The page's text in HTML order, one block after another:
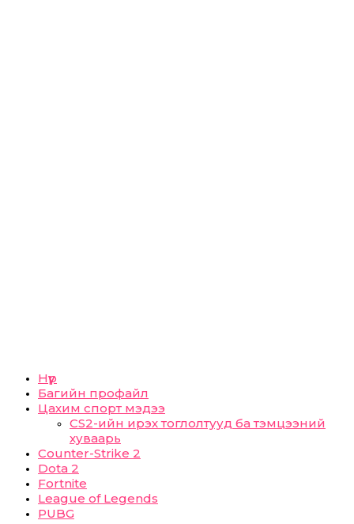
Нүүр
Багийн профайл
Цахим спорт мэдээ
CS2-ийн ирэх тоглолтууд ба тэмцээний
хуваарь
Counter-Strike 2
Dota 2
Fortnite
League of Legends
PUBG